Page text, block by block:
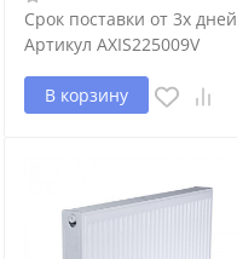
Срок поставки от 3х дней
Артикул AXIS225009V
В корзину